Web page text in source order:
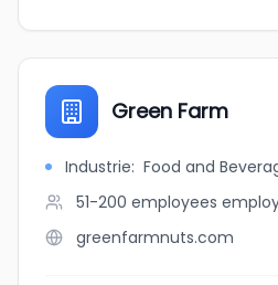
Green Farm
Industrie: Food and
51-200 employees
greenfarmnuts.com